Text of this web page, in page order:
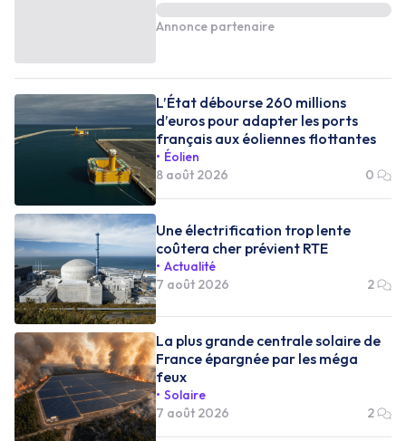
Annonce partenaire
L’État débourse 260 millions
d’euros pour adapter les ports
français aux éoliennes flottantes
Éolien
8 août 2026
0
Une électrification trop lente
coûtera cher prévient RTE
Actualité
7 août 2026
2
La plus grande centrale solaire de
France épargnée par les méga
feux
Solaire
7 août 2026
2